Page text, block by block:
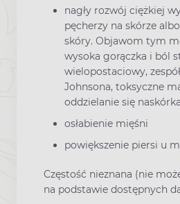
nagły rozwój ciężkiej
pęcherzy na skórze
skóry. Objawom tym
wysoka gorączka i ból
wielopostaciowy,
Johnsona, toksyczne
oddzielanie się
osłabienie mięśni
powiększenie piersi u
Częstość nieznana (nie
na podstawie dostępnych